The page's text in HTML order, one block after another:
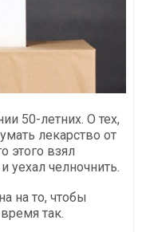
50-летних. О тех,
лекарство от
этого взял
уехал челночнить.
на то, чтобы
так.